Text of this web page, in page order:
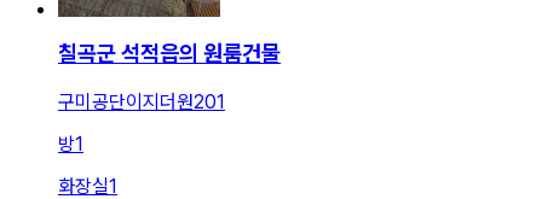
칠곡군 석적읍의 원룸건물
구미공단이지더원201
방1
화장실1